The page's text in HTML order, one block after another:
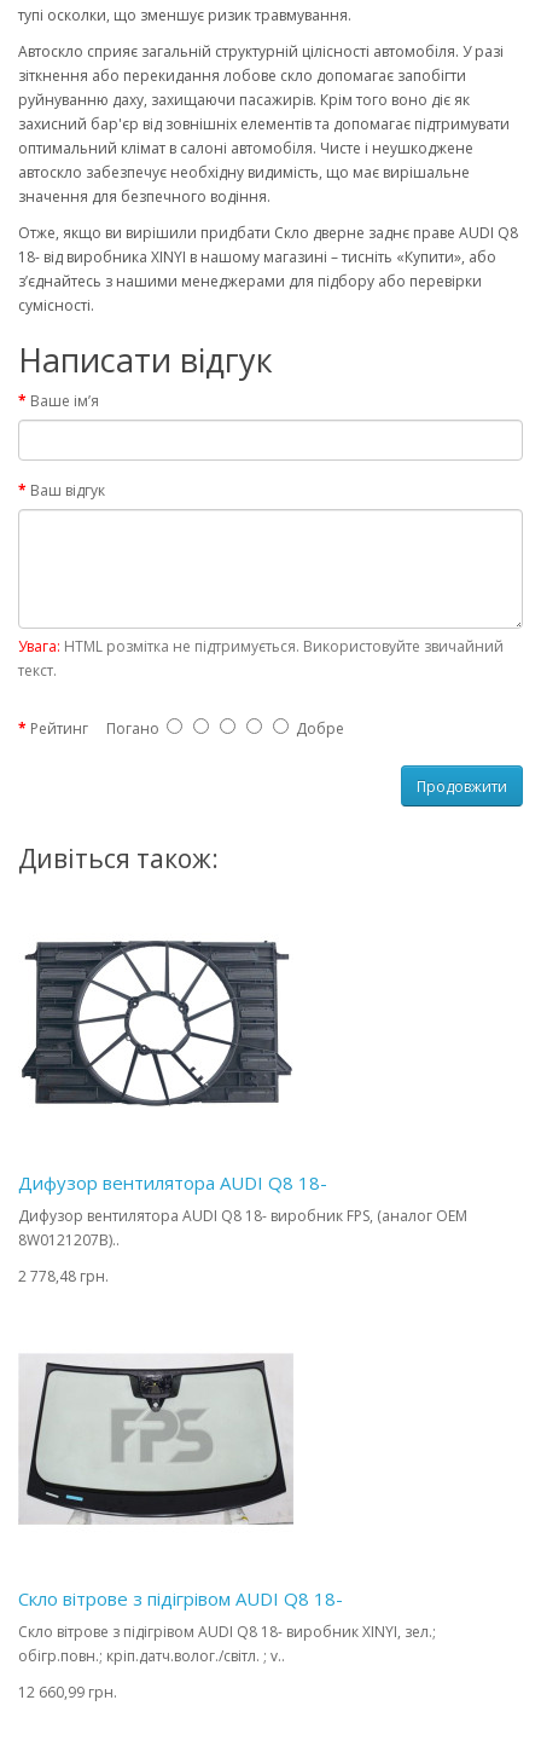
тупі осколки, що зменшує ризик травмування.
Автоскло сприяє загальній структурній цілісності автомобіля. У разі
зіткнення або перекидання лобове скло допомагає запобігти
руйнуванню даху, захищаючи пасажирів. Крім того воно діє як
захисний бар'єр від зовнішніх елементів та допомагає підтримувати
оптимальний клімат в салоні автомобіля. Чисте і неушкоджене
автоскло забезпечує необхідну видимість, що має вирішальне
значення для безпечного водіння.
Отже, якщо ви вирішили придбати Скло дверне заднє праве AUDI Q8
18- від виробника XINYI в нашому магазині – тисніть «Купити», або
з’єднайтесь з нашими менеджерами для підбору або перевірки
сумісності.
Написати відгук
Ваше ім’я
Ваш відгук
Увага: HTML розмітка не підтримується. Використовуйте звичайний
текст.
Рейтинг Погано Добре
Продовжити
Дивіться також:
Дифузор вентилятора AUDI Q8 18-
Дифузор вентилятора AUDI Q8 18- виробник FPS, (аналог OEM
8W0121207B)..
2 778,48 грн.
Скло вітрове з підігрівом AUDI Q8 18-
Скло вітрове з підігрівом AUDI Q8 18- виробник XINYI, зел.;
обігр.повн.; кріп.датч.волог./світл. ; v..
12 660,99 грн.